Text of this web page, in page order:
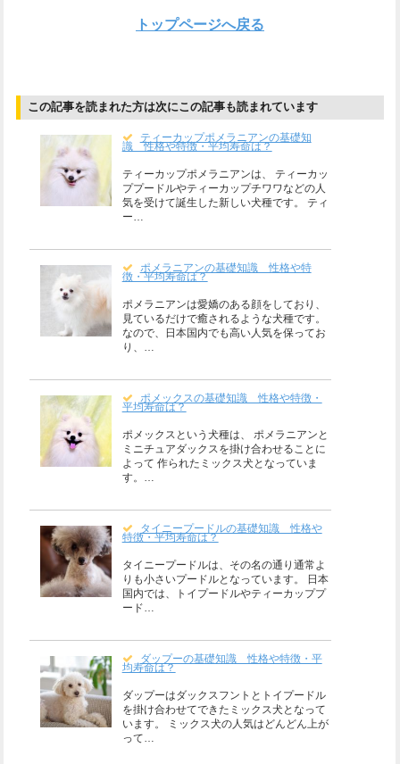
トップページへ戻る
この記事を読まれた方は次にこの記事も読まれています
ティーカップポメラニアンの基礎知
識 性格や特徴・平均寿命は？
ティーカップポメラニアンは、 ティーカッ
ププードルやティーカップチワワなどの人
気を受けて誕生した新しい犬種です。 ティ
ー…
ポメラニアンの基礎知識 性格や特
徴・平均寿命は？
ポメラニアンは愛嬌のある顔をしており、
見ているだけで癒されるような犬種です。
なので、日本国内でも高い人気を保ってお
り、…
ポメックスの基礎知識 性格や特徴・
平均寿命は？
ポメックスという犬種は、 ポメラニアンと
ミニチュアダックスを掛け合わせることに
よって 作られたミックス犬となっていま
す。…
タイニープードルの基礎知識 性格や
特徴・平均寿命は？
タイニープードルは、その名の通り通常よ
りも小さいプードルとなっています。 日本
国内では、トイプードルやティーカッププ
ード…
ダップーの基礎知識 性格や特徴・平
均寿命は？
ダップーはダックスフントとトイプードル
を掛け合わせてできたミックス犬となって
います。 ミックス犬の人気はどんどん上が
って…